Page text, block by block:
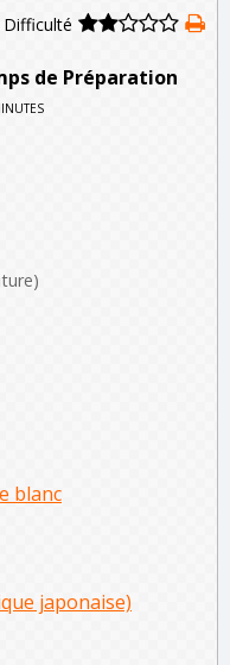
Difficulté
de Préparation
blanc
japonaise)